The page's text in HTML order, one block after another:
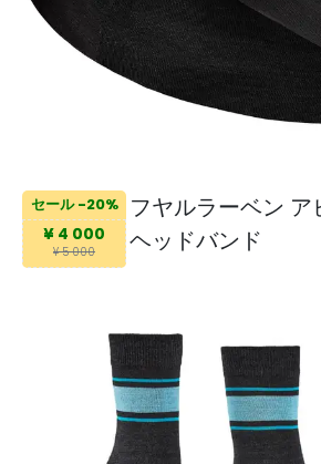
セール -20%
¥ 4 000
¥ 5 000
フヤルラーベン
ヘッドバンド